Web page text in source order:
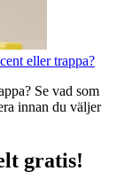
eller trappa?
Se vad som
innan du väljer
gratis!